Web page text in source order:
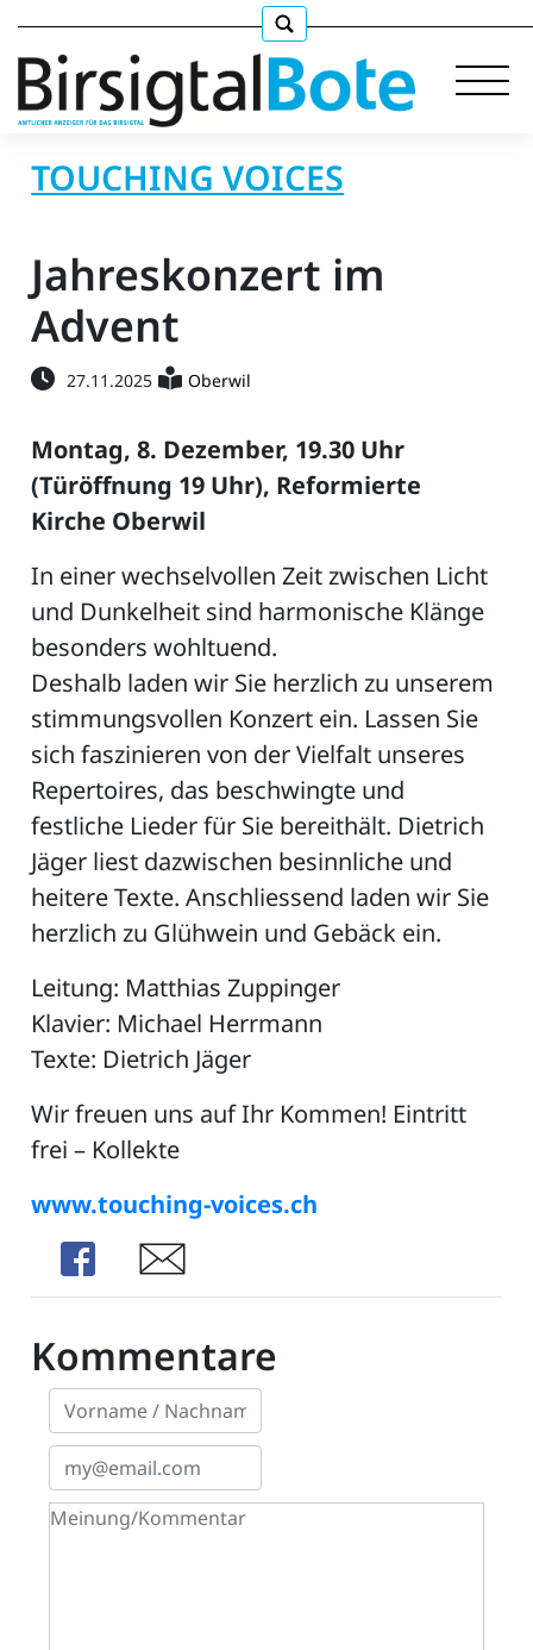
E-
Paper
TOUCHING VOICES
Jahreskonzert im
Advent
27.11.2025 Oberwil
Montag, 8. Dezember, 19.30 Uhr
(Türöffnung 19 Uhr), Reformierte
Kirche Oberwil
In einer wechselvollen Zeit zwischen Licht
und Dunkelheit sind harmonische Klänge
besonders wohltuend.
Deshalb laden wir Sie herzlich zu unserem
stimmungsvollen Konzert ein. Lassen Sie
sich faszinieren von der Vielfalt unseres
Repertoires, das beschwingte und
festliche Lieder für Sie bereithält. Dietrich
Jäger liest dazwischen besinnliche und
heitere Texte. Anschliessend laden wir Sie
herzlich zu Glühwein und Gebäck ein.
Leitung: Matthias Zuppinger
Klavier: Michael Herrmann
Texte: Dietrich Jäger
Wir freuen uns auf Ihr Kommen! Eintritt
frei – Kollekte
www.touching-voices.ch
Share
Share
Kommentare